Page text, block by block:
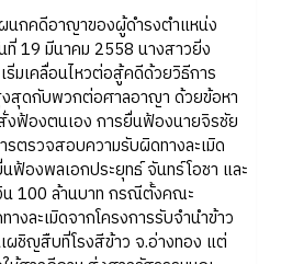
คดีอาญาของผู้ดำรงตำแหน่ง
ที่ 19 มีนาคม 2558 นางสาวยิ่ง
มเคลื่อนไหวต่อสู้คดีด้วยวิธีการ
สุดกับพวกต่อศาลอาญา ด้วยข้อหา
ฟ้องตนเอง การยื่นฟ้องนายจิรชัย
ตรวจสอบความรับผิดทางละเมิด
ฟ้องพลเอกประยุทธ์ จันทร์โอชา และ
น 100 ล้านบาท กรณีตั้งคณะ
งละเมิดจากโครงการรับจำนำข้าว
ผชิญสืบที่โรงสีข้าว จ.อ่างทอง แต่